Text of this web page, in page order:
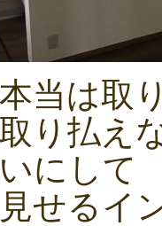
本当は取
取り払え
いにして
見せるイ